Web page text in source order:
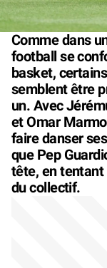
Comme dans
football se
basket,
semblent être
un. Avec
et Omar
faire danser
que Pep
tête, en tentant
du collectif.